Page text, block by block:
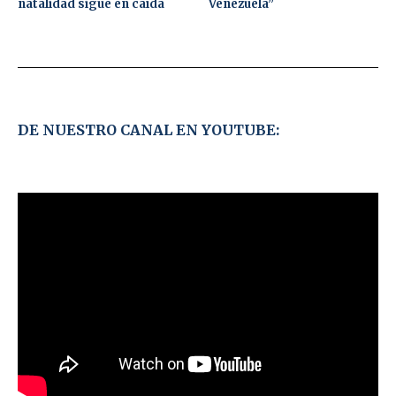
natalidad sigue en caída Venezuela”
DE NUESTRO CANAL EN YOUTUBE: